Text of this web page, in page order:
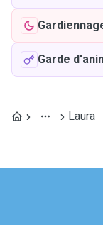
Garde
Laura